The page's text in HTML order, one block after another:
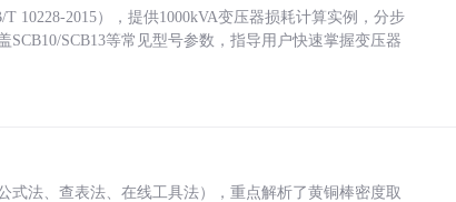
10228-2015），提供1000kVA变压器损耗计算实例，分步
SCB13等常见型号参数，指导用户快速掌握变压器
法、查表法、在线工具法），重点解析了黄铜棒密度取